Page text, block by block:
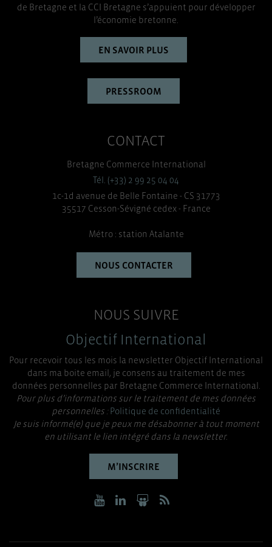
de Bretagne et la CCI Bretagne s’appuient pour développer
l’économie bretonne.
EN SAVOIR PLUS
PRESSROOM
CONTACT
Bretagne Commerce International
Tél. (+33) 2 99 25 04 04
1c-1d avenue de Belle Fontaine - CS 31773
35517 Cesson-Sévigné cedex - France
Métro : station Atalante
NOUS CONTACTER
NOUS SUIVRE
Objectif International
Pour recevoir tous les mois la newsletter Objectif International
dans ma boite email, je consens au traitement de mes
données personnelles par Bretagne Commerce International.
Pour plus d’informations sur le traitement de mes données
personnelles :Politique de confidentialité
Je suis informé(e) que je peux me désabonner à tout moment
en utilisant le lien intégré dans la newsletter.
M’INSCRIRE
TOUT ACCEPTER